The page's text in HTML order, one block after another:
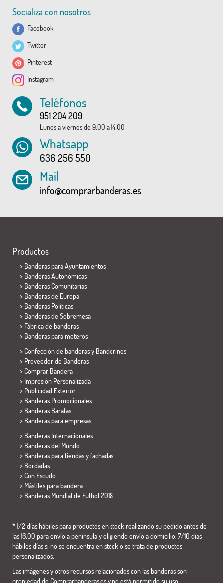
Socializa con nosotros
Facebook
Twitter
Pinterest
Instagram
Teléfonos
951 204 209
Lunes a viernes de 9:00 a 14:00
Whatsapp
636 256 550
Mail
info@comprarbanderas.es
Productos
> Banderas para Ayuntamientos
> Banderas Autonómicas
> Banderas Comunitarias
> Banderas de Europa
> Banderas Políticas
> Banderas de Sobremesa
> Fábrica de banderas
> Banderas para moteros
> Confección de banderas y Banderines
> Proveedor de Banderas
> Comprar Bandera
> Impresión Personalizada
> Publicidad Exterior
> Banderas Promocionales
> Banderas Baratas
> Banderas para empresas
> Banderas Internacionales
> Banderas del Mundo
> Banderas para tiendas y fachadas
> Bordadas
> Con Escudo
> Mástiles para bandera
> Banderas Mundial de Futbol 2018
* 1/2 días hábiles para productos en stock realizando su pedido antes de
las 16:00 para envío a península y eligiendo envío a domicilio. 7/10 días
hábiles días si no se encuentra en stock o se trata de productos
personalizados.
Las imágenes y otros recursos relacionados con las banderas son
propiedad de Comprarbanderas.es y no está permitido su uso,